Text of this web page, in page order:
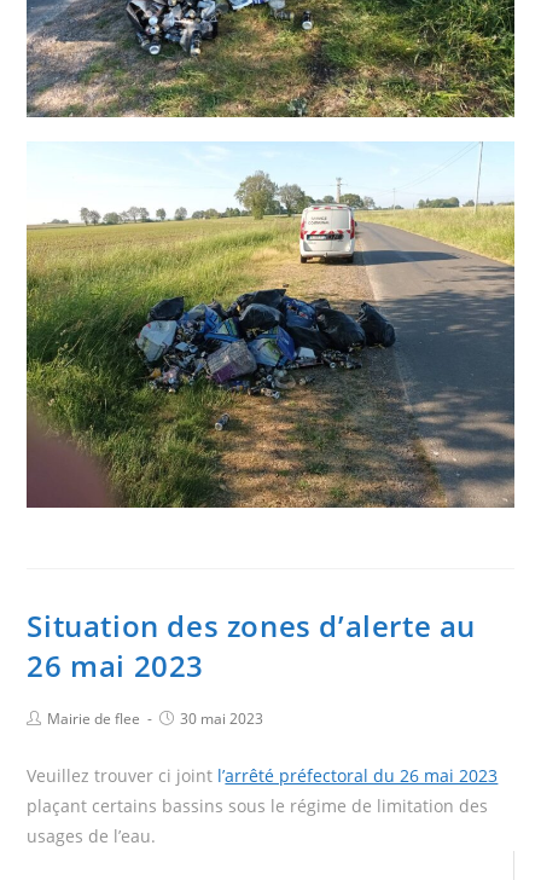
Situation des zones d’alerte au
26 mai 2023
Mairie de flee 30 mai 2023
Veuillez trouver ci joint l’arrêté préfectoral du 26 mai 2023
plaçant certains bassins sous le régime de limitation des
usages de l’eau.